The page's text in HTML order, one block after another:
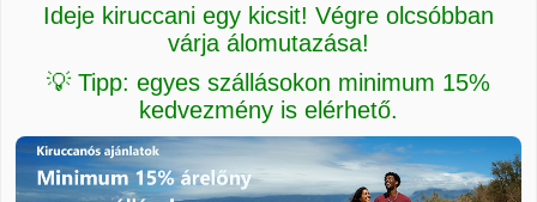
Ideje kiruccani egy kicsit! Végre olcsóbban
várja álomutazása!
💡 Tipp: egyes szállásokon minimum 15%
kedvezmény is elérhető.